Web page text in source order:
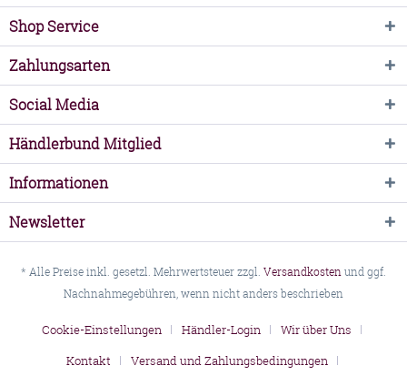
Shop Service
Zahlungsarten
Social Media
Händlerbund Mitglied
Informationen
Newsletter
* Alle Preise inkl. gesetzl. Mehrwertsteuer zzgl. Versandkostenund ggf.
Nachnahmegebühren, wenn nicht anders beschrieben
Cookie-Einstellungen Händler-Login
Wir über Uns
Kontakt
Versand und Zahlungsbedingungen